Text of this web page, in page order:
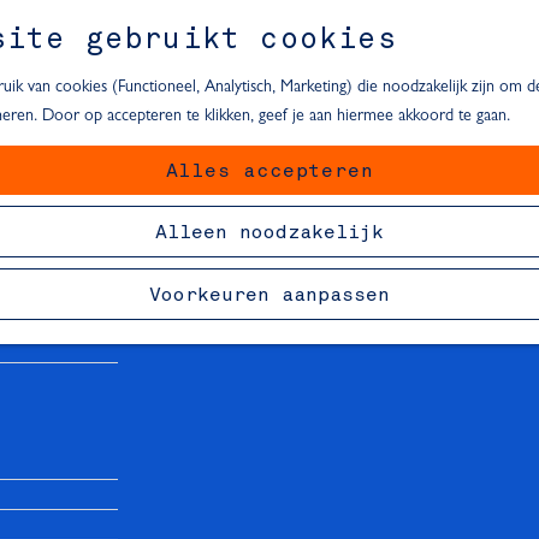
gebruikt cookies
van cookies (Functioneel, Analytisch, Marketing) die noodzakelijk zijn om
Door op accepteren te klikken, geef je aan hiermee akkoord te gaan.
Alles accepteren
Alleen noodzakelijk
Voorkeuren aanpassen
Delft